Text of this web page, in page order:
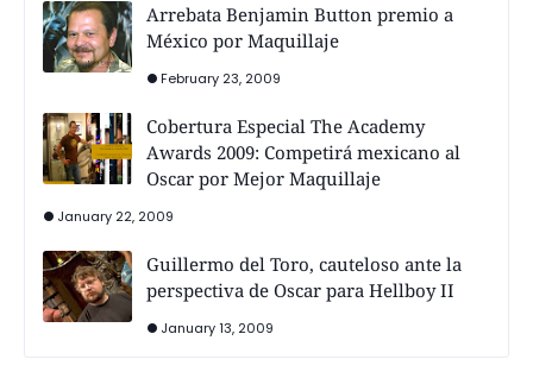
Arrebata Benjamin Button premio a
México por Maquillaje
February 23, 2009
Cobertura Especial The Academy
Awards 2009: Competirá mexicano al
Oscar por Mejor Maquillaje
January 22, 2009
Guillermo del Toro, cauteloso ante la
perspectiva de Oscar para Hellboy II
January 13, 2009